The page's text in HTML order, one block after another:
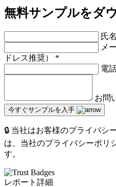
無料サンプルをダ
氏名
メ
ドレス推奨） *
電
お問
今すぐサンプルを入手
🔒 当社はお客様のプライバシ
は、当社のプライバシーポリ
す。
レポート詳細